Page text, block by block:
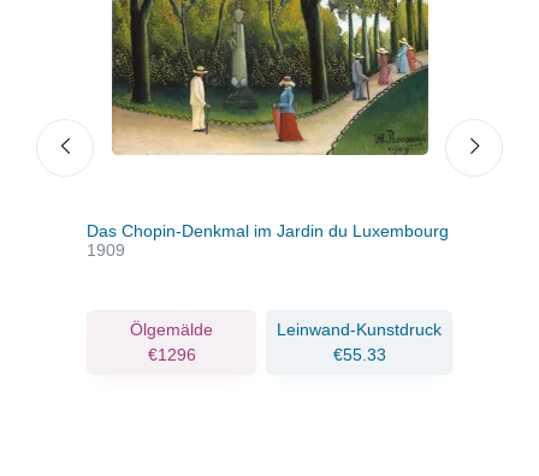
Das Chopin-Denkmal im Jardin du Luxembourg
1909
Ölgemälde
€1296
Leinwand-Kunstdruck
€55.33